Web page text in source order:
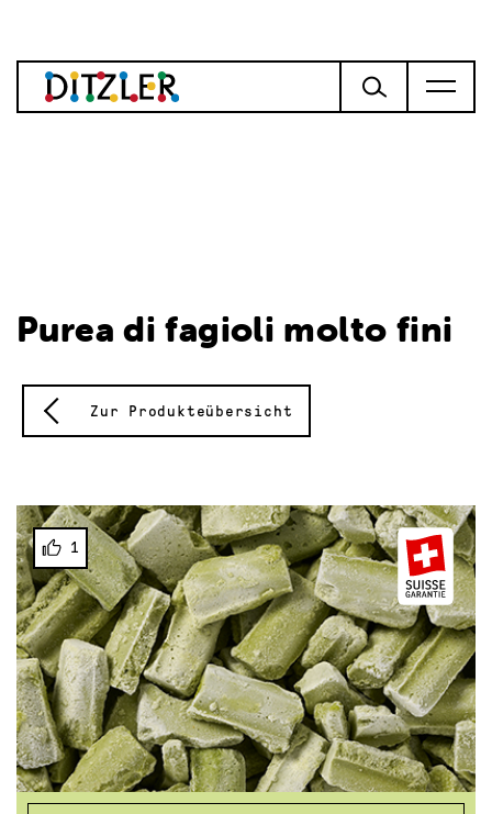
Purea di fagioli molto fini
Zur Produkteübersicht
1